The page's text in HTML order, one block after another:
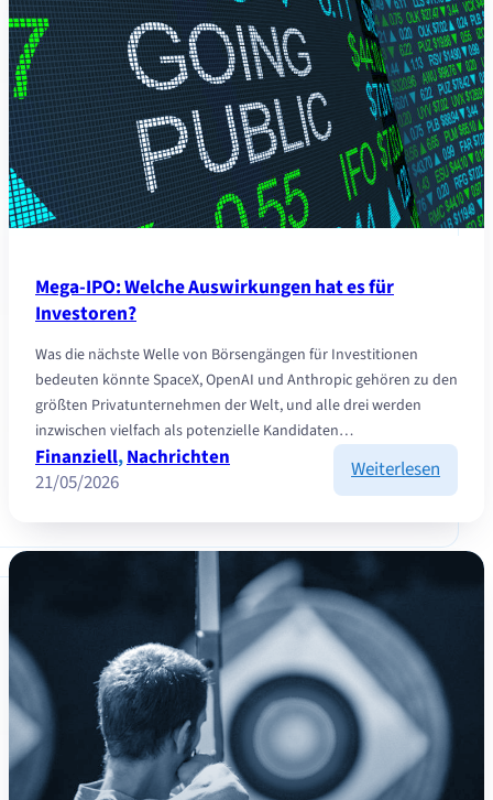
Mega-IPO: Welche Auswirkungen hat es für
Investoren?
Was die nächste Welle von Börsengängen für Investitionen
bedeuten könnte SpaceX, OpenAI und Anthropic gehören zu den
größten Privatunternehmen der Welt, und alle drei werden
inzwischen vielfach als potenzielle Kandidaten…
Finanziell, Nachrichten
21/05/2026
Weiterlesen
Mega-
IPO:
Welche